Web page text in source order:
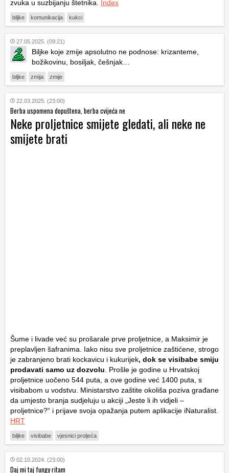
zvuka u suzbijanju štetnika. Index
biljke komunikacija kukci
27.05.2025. (09:21)
Biljke koje zmije apsolutno ne podnose: krizanteme,
božikovinu, bosiljak, češnjak…
biljke zmija zmije
22.03.2025. (23:00)
Berba uspomena dopuštena, berba cvijeća ne
Neke proljetnice smijete gledati, ali neke ne
smijete brati
Šume i livade već su prošarale prve proljetnice, a Maksimir je
preplavljen šafranima. Iako nisu sve proljetnice zaštićene, strogo
je zabranjeno brati kockavicu i kukurijek, dok se visibabe smiju
prodavati samo uz dozvolu . Prošle je godine u Hrvatskoj
proljetnice uočeno 544 puta, a ove godine već 1400 puta, s
visibabom u vodstvu. Ministarstvo zaštite okoliša poziva građane
da umjesto branja sudjeluju u akciji „Jeste li ih vidjeli –
proljetnice?“ i prijave svoja opažanja putem aplikacije iNaturalist.
HRT
biljke visibabe vjesnici proljeća
02.10.2024. (23:00)
Daj mi taj fungy ritam